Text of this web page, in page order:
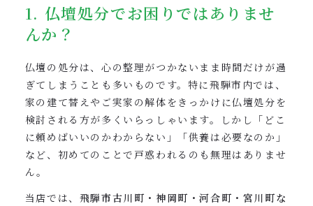
1. 仏壇処分でお困りではありませ
んか？
仏壇の処分は、心の整理がつかないまま時間だけが過
ぎてしまうことも多いものです。特に飛騨市内では、
家の建て替えやご実家の解体をきっかけに仏壇処分を
検討される方が多くいらっしゃいます。しかし「どこ
に頼めばいいのかわからない」「供養は必要なのか」
など、初めてのことで戸惑われるのも無理はありませ
ん。
当店では、 飛騨市古川町・神岡町・河合町・宮川町な